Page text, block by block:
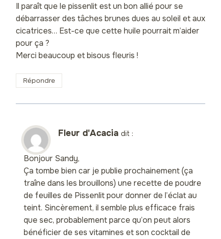
Il paraît que le pissenlit est un bon allié pour se
débarrasser des tâches brunes dues au soleil et aux
cicatrices… Est-ce que cette huile pourrait m’aider
pour ça ?
Merci beaucoup et bisous fleuris !
Répondre
Fleur d'Acacia dit :
Bonjour Sandy,
Ça tombe bien car je publie prochainement (ça
traîne dans les brouillons) une recette de poudre
de feuilles de Pissenlit pour donner de l’éclat au
teint. Sincèrement, il semble plus efficace frais
que sec, probablement parce qu’on peut alors
bénéficier de ses vitamines et son cocktail de